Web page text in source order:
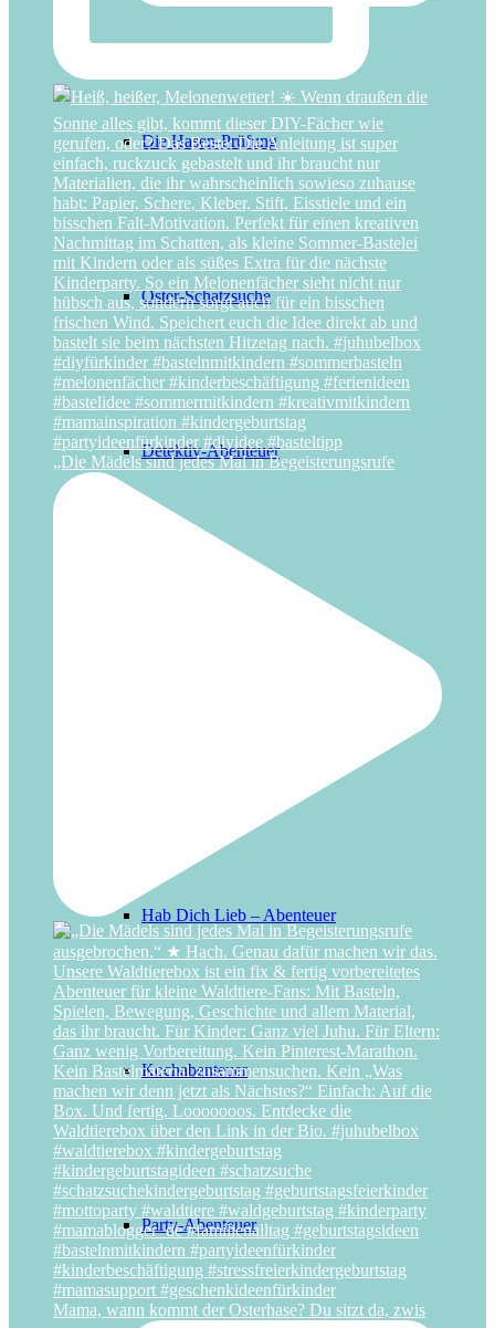
Die Hasen-Prüfung
Oster-Schatzsuche
Detektiv-Abenteuer
Hab Dich Lieb – Abenteuer
Kochabenteuer
Party-Abenteuer
„Die Mädels sind jedes Mal in Begeisterungsrufe
Mama, wann kommt der Osterhase? Du sitzt da, zwis